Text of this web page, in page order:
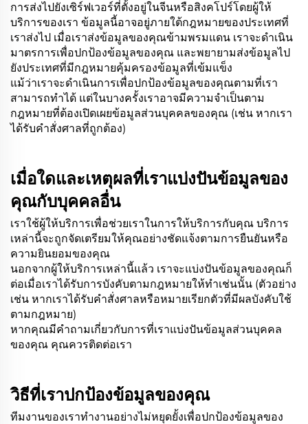
การส่งไปยังเซิร์ฟเวอร์ที่ตั้งอยู่ในจีนหรือสิงคโปร์โดยผู้ให้
บริการของเรา ข้อมูลนี้อาจอยู่ภายใต้กฎหมายของประเทศที่
เราส่งไป เมื่อเราส่งข้อมูลของคุณข้ามพรมแดน เราจะดำเนิน
มาตรการเพื่อปกป้องข้อมูลของคุณ และพยายามส่งข้อมูลไป
ยังประเทศที่มีกฎหมายคุ้มครองข้อมูลที่เข้มแข็ง
แม้ว่าเราจะดำเนินการเพื่อปกป้องข้อมูลของคุณตามที่เรา
สามารถทำได้ แต่ในบางครั้งเราอาจมีความจำเป็นตาม
กฎหมายที่ต้องเปิดเผยข้อมูลส่วนบุคคลของคุณ (เช่น หากเรา
ได้รับคำสั่งศาลที่ถูกต้อง)
เมื่อใดและเหตุผลที่เราแบ่งปันข้อมูลของ
คุณกับบุคคลอื่น
เราใช้ผู้ให้บริการเพื่อช่วยเราในการให้บริการกับคุณ บริการ
เหล่านี้จะถูกจัดเตรียมให้คุณอย่างชัดแจ้งตามการยืนยันหรือ
ความยินยอมของคุณ
นอกจากผู้ให้บริการเหล่านี้แล้ว เราจะแบ่งปันข้อมูลของคุณก็
ต่อเมื่อเราได้รับการบังคับตามกฎหมายให้ทำเช่นนั้น (ตัวอย่าง
เช่น หากเราได้รับคำสั่งศาลหรือหมายเรียกตัวที่มีผลบังคับใช้
ตามกฎหมาย)
หากคุณมีคำถามเกี่ยวกับการที่เราแบ่งปันข้อมูลส่วนบุคคล
ของคุณ คุณควรติดต่อเรา
วิธีที่เราปกป้องข้อมูลของคุณ
ทีมงานของเราทำงานอย่างไม่หยุดยั้งเพื่อปกป้องข้อมูลของ